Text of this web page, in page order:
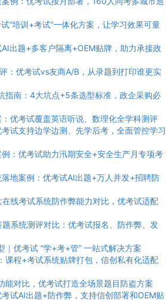
“培训+考试”一体化方案，让学习效果可量
出题+多客户隔离+OEM贴牌，助力承接政
：优考试vs友商A/B，从录题到打印谁更实
指南：4大坑点+5条选型标准，政企采购必
优考试覆盖英语听说、数理化全学科测评
试支持边学边测、先学后考，全面管控学习
：优考试助力汛期安全+安全生产月专项考
地案例：优考试AI出题+万人并发+招聘防
线考试系统防作弊能力对比，优考试适配
系统测评对比：优考试报名、防作弊、发
优考试 “学+考+管” 一站式解决方案
课程+考试系统贴牌打包，信创私有化适配
能对比，优考试打造全场景题目防盗方案
试AI出题+防作弊，支持信创部署和OEM贴